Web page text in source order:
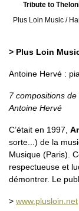
Tribute to
Plus Loin Music /
> Plus Loin
Antoine Hervé :
7 compositions
Antoine Hervé
C’était en 1997,
sorte...) de la
Musique (Paris).
respectueuse et
démontrer. Le
> www.plusloin.net